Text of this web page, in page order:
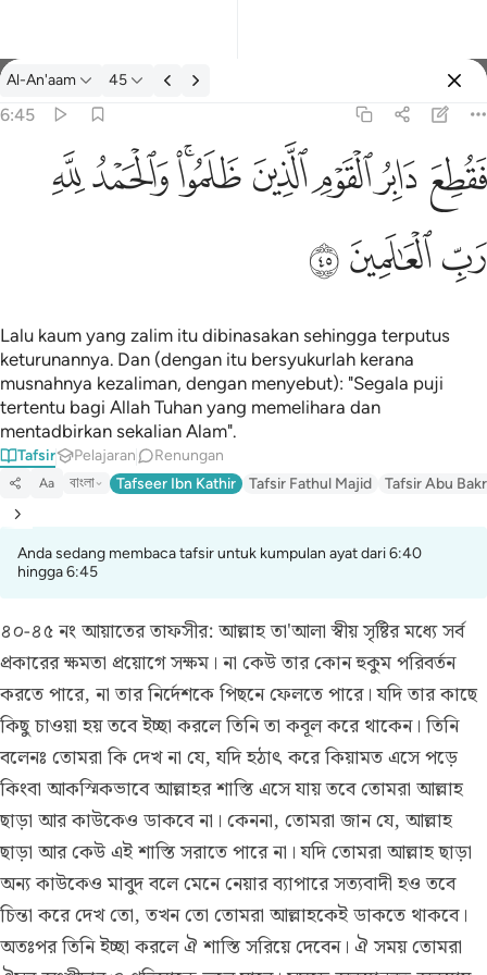
Tafsir: Al-An'aam 6:45
Al-An'aam 45
6:45
فقطع دابر القوم الذين ظلموا والحمد لله رب العالمين ٤٥
ٱلْقَوْمِ ٱلَّذِينَ ظَلَمُوا۟ ۚ وَٱلْحَمْدُ لِلَّهِ رَبِّ ٱلْعَـٰلَمِينَ ٤٥ﱁ ﱂﱃﱄﱅﱆﱇﱈ
ﱉﱊﱋ
Lalu kaum yang zalim itu dibinasakan sehingga terputus
keturunannya. Dan (dengan itu bersyukurlah kerana
musnahnya kezaliman, dengan menyebut): "Segala puji
tertentu bagi Allah Tuhan yang memelihara dan
mentadbirkan sekalian Alam".
Tafsir Pelajaran Renungan
Aa বাংলা Tafseer Ibn Kathir Tafsir Fathul Majid Tafsir Abu
Anda sedang membaca tafsir untuk kumpulan ayat dari 6:40
hingga 6:45
৪০-৪৫ নং আয়াতের তাফসীর:আল্লাহ তা'আলা স্বীয় সৃষ্টির মধ্যে সর্ব
প্রকারের ক্ষমতা প্রয়োগে সক্ষম। না কেউ তার কোন হুকুম পরিবর্তন
করতে পারে, না তার নির্দেশকে পিছনে ফেলতে পারে। যদি তার কাছে
কিছু চাওয়া হয় তবে ইচ্ছা করলে তিনি তা কবূল করে থাকেন। তিনি
বলেনঃ তোমরা কি দেখ না যে, যদি হঠাৎ করে কিয়ামত এসে পড়ে
কিংবা আকস্মিকভাবে আল্লাহর শাস্তি এসে যায় তবে তোমরা আল্লাহ
ছাড়া আর কাউকেও ডাকবে না। কেননা, তোমরা জান যে, আল্লাহ
ছাড়া আর কেউ এই শাস্তি সরাতে পারে না। যদি তোমরা আল্লাহ ছাড়া
অন্য কাউকেও মাবুদ বলে মেনে নেয়ার ব্যাপারে সত্যবাদী হও তবে
চিন্তা করে দেখ তো, তখন তো তোমরা আল্লাহকেই ডাকতে থাকবে।
অতঃপর তিনি ইচ্ছা করলে ঐ শাস্তি সরিয়ে দেবেন। ঐ সময় তোমরা